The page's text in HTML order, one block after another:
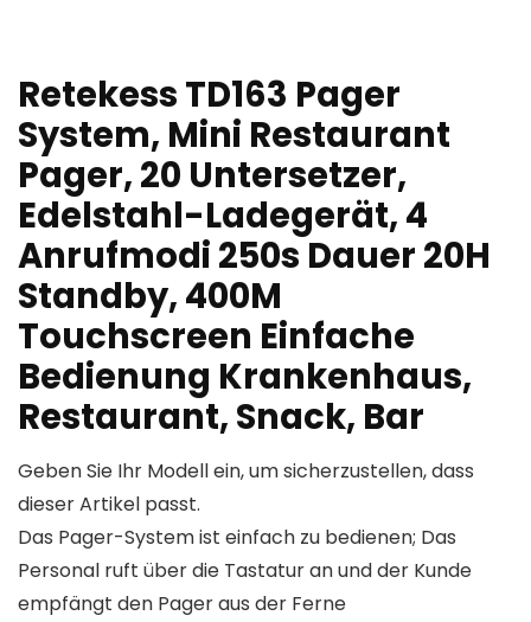
Retekess TD163 Pager
System, Mini Restaurant
Pager, 20 Untersetzer,
Edelstahl-Ladegerät, 4
Anrufmodi 250s Dauer 20H
Standby, 400M
Touchscreen Einfache
Bedienung Krankenhaus,
Restaurant, Snack, Bar
Geben Sie Ihr Modell ein, um sicherzustellen, dass
dieser Artikel passt.
Das Pager-System ist einfach zu bedienen; Das
Personal ruft über die Tastatur an und der Kunde
empfängt den Pager aus der Ferne